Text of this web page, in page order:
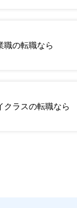
職の転職なら
クラスの転職なら